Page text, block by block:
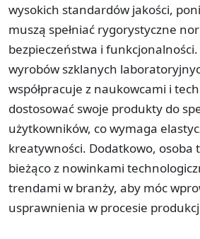
wysokich standardów jakości,
muszą spełniać rygorystyczne
bezpieczeństwa i
wyrobów szklanych
współpracuje z naukowcami i
dostosować swoje produkty do
użytkowników, co wymaga
kreatywności. Dodatkowo, osoba
bieżąco z nowinkami
trendami w branży, aby móc
usprawnienia w procesie